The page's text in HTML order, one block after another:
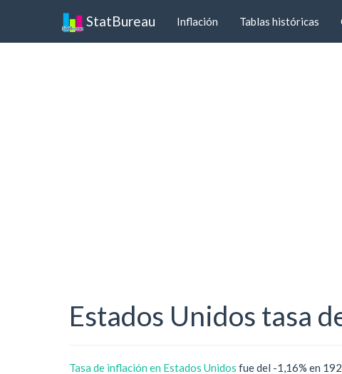
StatBureau Inflación Tablas históricas
Estados Unidos tasa
Tasa de inflación en Estados Unidos fue del -1,16% en